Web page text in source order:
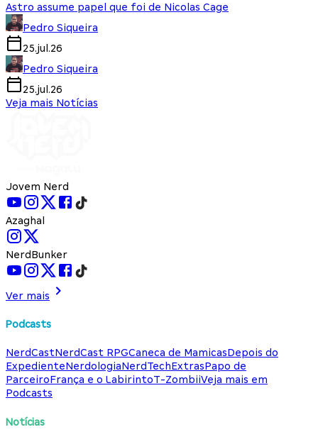
Astro assume papel que foi de Nicolas Cage
Pedro Siqueira
25.jul.26
Pedro Siqueira
25.jul.26
Veja mais Notícias
Jovem Nerd
Azaghal
NerdBunker
Ver mais
Podcasts
NerdCastNerdCast RPGCaneca de MamicasDepois do
ExpedienteNerdologiaNerdTechExtrasPapo de
ParceiroFrança e o LabirintoT-ZombiiVeja mais em
Podcasts
Notícias